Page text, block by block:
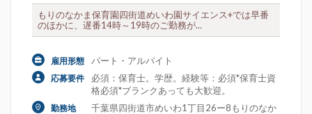
もりのなかま保育園四街道めいわ園サイエンス+では早番
のほかに、遅番14時～19時のご勤務が...
雇用形態 パート・アルバイト
応募要件
必須：保育士。学歴。経験等：必須*保育士資
格必須*ブランクあっても大歓迎。
勤務地
千葉県四街道市めいわ1丁目26ー8もりのなか